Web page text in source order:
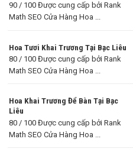
90 / 100 Được cung cấp bởi Rank
Math SEO Cửa Hàng Hoa ...
Hoa Tươi Khai Trương Tại Bạc Liêu
80 / 100 Được cung cấp bởi Rank
Math SEO Cửa Hàng Hoa ...
Hoa Khai Trương Để Bàn Tại Bạc
Liêu
80 / 100 Được cung cấp bởi Rank
Math SEO Cửa Hàng Hoa ...